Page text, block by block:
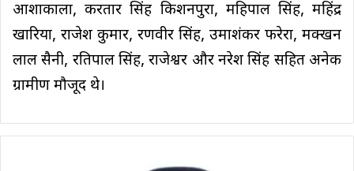
आशाकाला, करतार सिंह किशनपुरा, महिपाल सिंह, महिंद्र
खारिया, राजेश कुमार, रणवीर सिंह, उमाशंकर फरेरा, मक्खन
लाल सैनी, रतिपाल सिंह, राजेश्वर और नरेश सिंह सहित अनेक
ग्रामीण मौजूद थे।